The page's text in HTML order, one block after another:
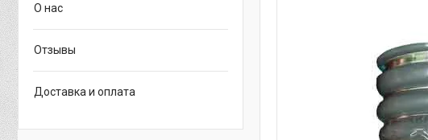
О нас
Отзывы
Доставка и оплата